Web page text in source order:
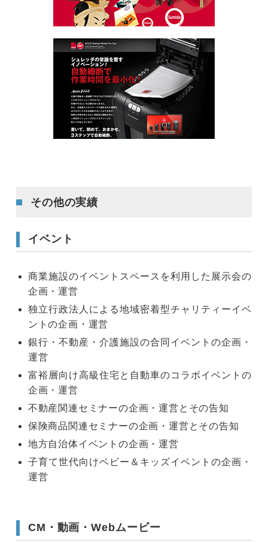
その他の実績
イベント
商業施設のイベントスペースを利用した展示会の
企画・運営
独立行政法人による地域密着型チャリティーイベ
ントの企画・運営
銀行・不動産・介護施設の合同イベントの企画・
運営
富裕層向け高級住宅と自動車のコラボイベントの
企画・運営
不動産関連セミナーの企画・運営とその告知
保険商品関連セミナーの企画・運営とその告知
地方自治体イベントの企画・運営
子育て世代向けベビー＆キッズイベントの企画・
運営
CM・動画・Webムービー